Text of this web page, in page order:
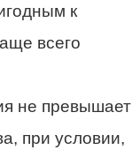
к
всего
не превышает
при условии,